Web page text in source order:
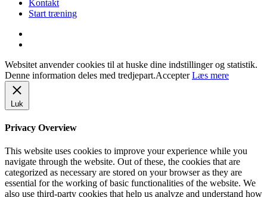
Kontakt
Start træning
Websitet anvender cookies til at huske dine indstillinger og statistik.
Denne information deles med tredjepart.Accepter Læs mere
Luk
Privacy Overview
This website uses cookies to improve your experience while you
navigate through the website. Out of these, the cookies that are
categorized as necessary are stored on your browser as they are
essential for the working of basic functionalities of the website. We
also use third-party cookies that help us analyze and understand how